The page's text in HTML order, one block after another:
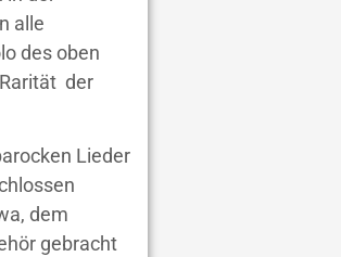
alle
des oben
der
Lieder
dem
gebracht